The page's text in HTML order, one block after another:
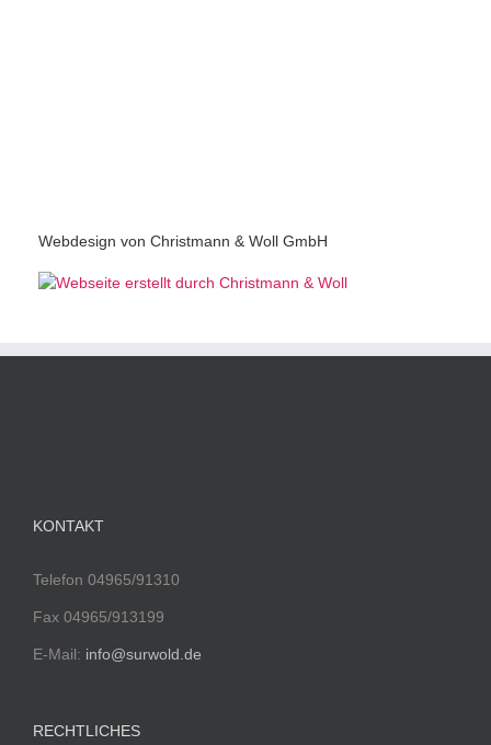
Webdesign von Christmann & Woll GmbH
KONTAKT
Telefon 04965/91310
Fax 04965/913199
E-Mail: info@surwold.de
RECHTLICHES